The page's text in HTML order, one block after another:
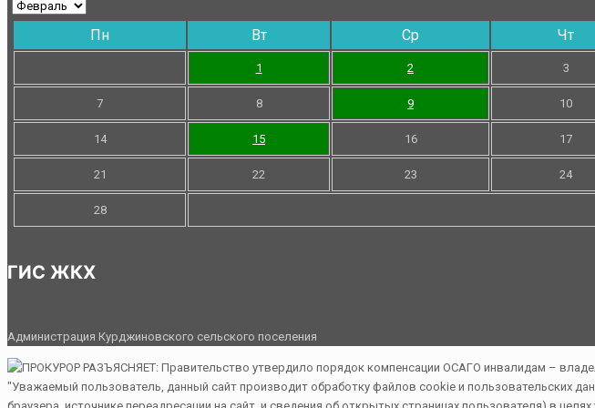
Пн Вт Ср Чт
1 2 3
7 8 9 10
14 15 16 17
21 22 23 24
28
ГИС ЖКХ
Администрация Курджиновского сельского поселения
"Уважаемый пользователь, данный сайт производит обработку файлов cookie и пользовательских